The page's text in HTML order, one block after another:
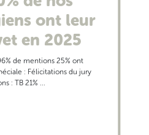
ont leur
en 2025
de mentions 25% ont
: Félicitations du jury
: TB 21% ...